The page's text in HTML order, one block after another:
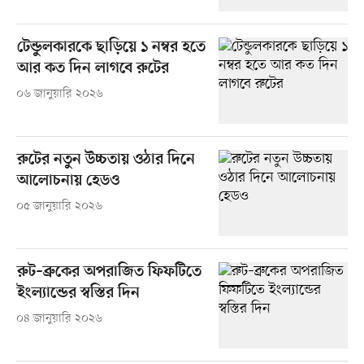
টেন্ডুলকারকে ছাড়িয়ে ১ নম্বর হতে
আর কত দিন লাগবে রুটের
০৬ জানুয়ারি ২০২৬
রুটের নতুন উচ্চতায় ওঠার দিনে
আলোচনায় হেডও
০৫ জানুয়ারি ২০২৬
রুট–ব্রুকের অপরাজিত ফিফটিতে
ইংল্যান্ডের স্বস্তির দিন
০৪ জানুয়ারি ২০২৬